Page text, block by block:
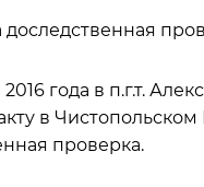
доследственная
года в п.г.т.
в
проверка.